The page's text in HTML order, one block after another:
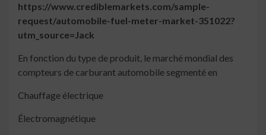
https://www.crediblemarkets.com/sample-
request/automobile-fuel-meter-market-351022?
utm_source=Jack
En fonction du type de produit, le marché mondial des
compteurs de carburant automobile segmenté en
Chauffage électrique
Électromagnétique